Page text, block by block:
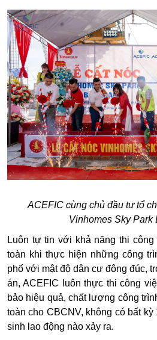
ACEFIC cùng chủ đầu tư tổ
Vinhomes Sky Park
Luôn tự tin với khả năng thi
toàn khi thực hiện những công
phố với mật độ dân cư đông đúc,
án, ACEFIC luôn thực thi công
bảo hiệu quả, chất lượng công
toàn cho CBCNV, không có bất
sinh lao động nào xảy ra.